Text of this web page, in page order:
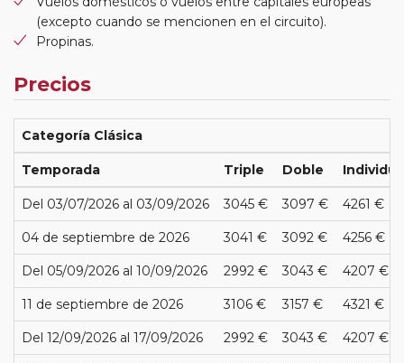
(excepto cuando se mencionen en el circuito).
Propinas.
Precios
Categoría Clásica
Temporada Triple Doble
Del 03/07/2026 al 03/09/2026 3045 € 3097 € 4261 €
04 de septiembre de 2026 3041 € 3092 € 4256 €
Del 05/09/2026 al 10/09/2026 2992 € 3043 € 4207 €
11 de septiembre de 2026 3106 € 3157 € 4321 €
Del 12/09/2026 al 17/09/2026 2992 € 3043 € 4207 €